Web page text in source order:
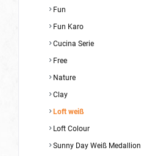
Fun
Fun Karo
Cucina Serie
Free
Nature
Clay
Loft weiß
Loft Colour
Sunny Day Weiß Medallion